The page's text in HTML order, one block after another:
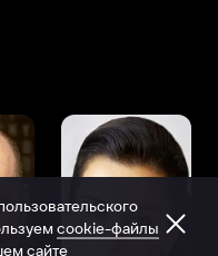
cookie-файлы
сайте